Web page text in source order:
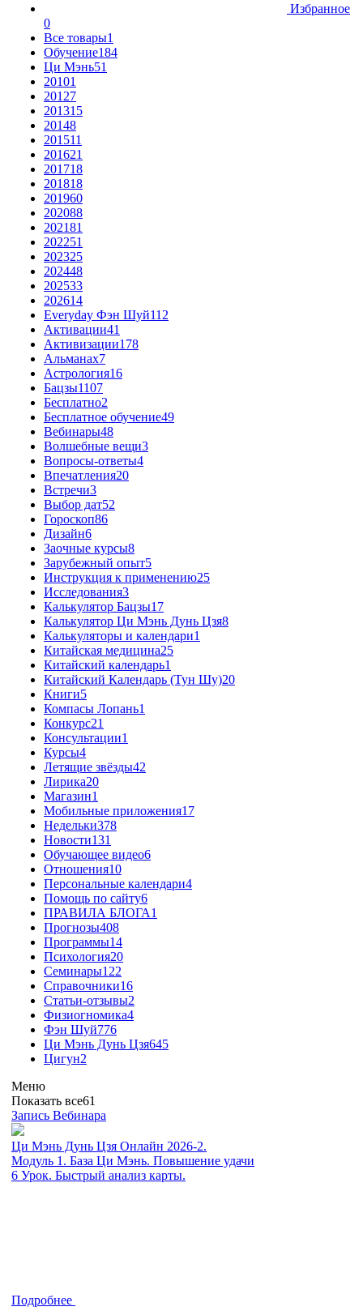
Избранное
0
Все товары1
Обучение184
Ци Мэнь51
20101
20127
201315
20148
201511
201621
201718
201818
201960
202088
202181
202251
202325
202448
202533
202614
Everyday Фэн Шуй112
Активации41
Активизации178
Альманах7
Астрология16
Бацзы1107
Бесплатно2
Бесплатное обучение49
Вебинары48
Волшебные вещи3
Вопросы-ответы4
Впечатления20
Встречи3
Выбор дат52
Гороскоп86
Дизайн6
Заочные курсы8
Зарубежный опыт5
Инструкция к применению25
Исследования3
Калькулятор Бацзы17
Калькулятор Ци Мэнь Дунь Цзя8
Калькуляторы и календари1
Китайская медицина25
Китайский календарь1
Китайский Календарь (Тун Шу)20
Книги5
Компасы Лопань1
Конкурс21
Консультации1
Курсы4
Летящие звёзды42
Лирика20
Магазин1
Мобильные приложения17
Недельки378
Новости131
Обучающее видео6
Отношения10
Персональные календари4
Помощь по сайту6
ПРАВИЛА БЛОГА1
Прогнозы408
Программы14
Психология20
Семинары122
Справочники16
Статьи-отзывы2
Физиогномика4
Фэн Шуй776
Ци Мэнь Дунь Цзя645
Цигун2
Меню
Показать все61
Запись Вебинара
Ци Мэнь Дунь Цзя Онлайн 2026-2.
Модуль 1. База Ци Мэнь. Повышение удачи
6 Урок. Быстрый анализ карты.
Подробнее